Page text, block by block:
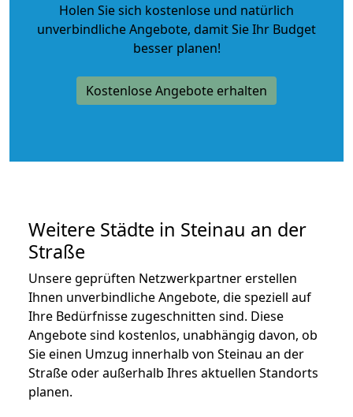
Holen Sie sich kostenlose und natürlich
unverbindliche Angebote, damit Sie Ihr Budget
besser planen!
Kostenlose Angebote erhalten
Weitere Städte in Steinau an der
Straße
Unsere geprüften Netzwerkpartner erstellen
Ihnen unverbindliche Angebote, die speziell auf
Ihre Bedürfnisse zugeschnitten sind. Diese
Angebote sind kostenlos, unabhängig davon, ob
Sie einen Umzug innerhalb von Steinau an der
Straße oder außerhalb Ihres aktuellen Standorts
planen.